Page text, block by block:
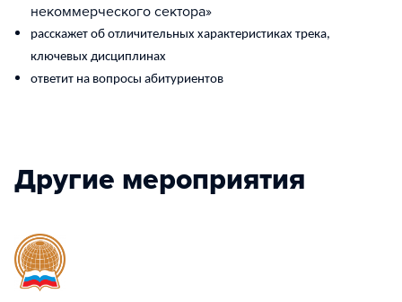
некоммерческого сектора»
расскажет об отличительных характеристиках трека,
ключевых дисциплинах
ответит на вопросы абитуриентов
Другие мероприятия